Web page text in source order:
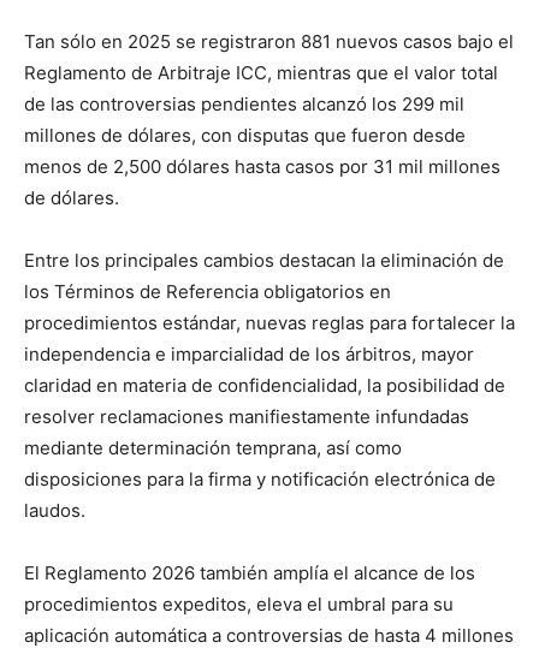
Tan sólo en 2025 se registraron 881 nuevos casos bajo el
Reglamento de Arbitraje ICC, mientras que el valor total
de las controversias pendientes alcanzó los 299 mil
millones de dólares, con disputas que fueron desde
menos de 2,500 dólares hasta casos por 31 mil millones
de dólares.
Entre los principales cambios destacan la eliminación de
los Términos de Referencia obligatorios en
procedimientos estándar, nuevas reglas para fortalecer la
independencia e imparcialidad de los árbitros, mayor
claridad en materia de confidencialidad, la posibilidad de
resolver reclamaciones manifiestamente infundadas
mediante determinación temprana, así como
disposiciones para la firma y notificación electrónica de
laudos.
El Reglamento 2026 también amplía el alcance de los
procedimientos expeditos, eleva el umbral para su
aplicación automática a controversias de hasta 4 millones